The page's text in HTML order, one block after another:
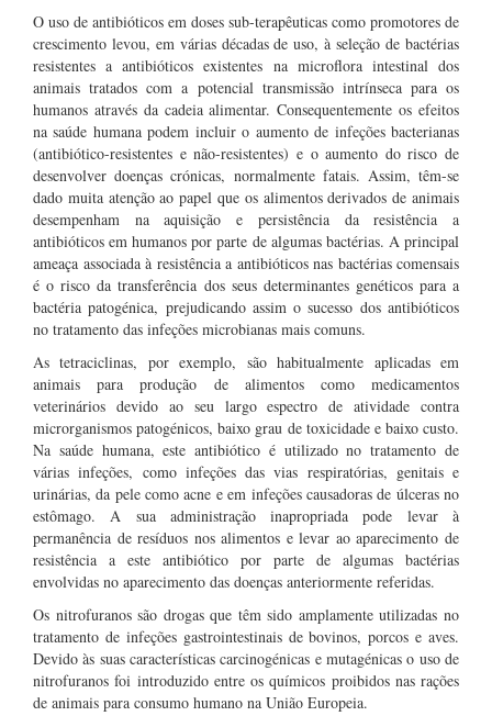
O uso de antibióticos em doses sub-terapêuticas como promotores de
crescimento levou, em várias décadas de uso, à seleção de bactérias
resistentes a antibióticos existentes na microflora intestinal dos
animais tratados com a potencial transmissão intrínseca para os
humanos através da cadeia alimentar. Consequentemente os efeitos
na saúde humana podem incluir o aumento de infeções bacterianas
(antibiótico-resistentes e não-resistentes) e o aumento do risco de
desenvolver doenças crónicas, normalmente fatais. Assim, têm-se
dado muita atenção ao papel que os alimentos derivados de animais
desempenham na aquisição e persistência da resistência a
antibióticos em humanos por parte de algumas bactérias. A principal
ameaça associada à resistência a antibióticos nas bactérias comensais
é o risco da transferência dos seus determinantes genéticos para a
bactéria patogénica, prejudicando assim o sucesso dos antibióticos
no tratamento das infeções microbianas mais comuns.
As tetraciclinas, por exemplo, são habitualmente aplicadas em
animais para produção de alimentos como medicamentos
veterinários devido ao seu largo espectro de atividade contra
microrganismos patogénicos, baixo grau de toxicidade e baixo custo.
Na saúde humana, este antibiótico é utilizado no tratamento de
várias infeções, como infeções das vias respiratórias, genitais e
urinárias, da pele como acne e em infeções causadoras de úlceras no
estômago. A sua administração inapropriada pode levar à
permanência de resíduos nos alimentos e levar ao aparecimento de
resistência a este antibiótico por parte de algumas bactérias
envolvidas no aparecimento das doenças anteriormente referidas.
Os nitrofuranos são drogas que têm sido amplamente utilizadas no
tratamento de infeções gastrointestinais de bovinos, porcos e aves.
Devido às suas características carcinogénicas e mutagénicas o uso de
nitrofuranos foi introduzido entre os químicos proibidos nas rações
de animais para consumo humano na União Europeia.